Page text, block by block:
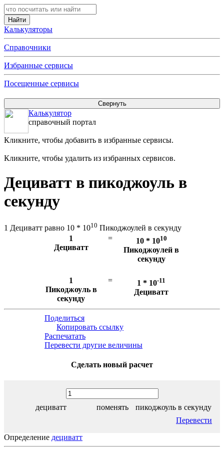
Калькуляторы
Справочники
Избранные сервисы
Посещенные сервисы
Калькулятор
справочный портал
Кликните, чтобы добавить в избранные сервисы.
Кликните, чтобы удалить из избранных сервисов.
Дециватт в пикоджоуль в
секунду
1 Дециватт равно 10 * 1010 Пикоджоулей в секунду
1
Дециватт
= 10 * 1010
Пикоджоулей в
секунду
1
Пикоджоуль в
секунду
= 1 * 10-11
Дециватт
Поделиться
Копировать ссылку
Распечатать
Перевести другие величины
Сделать новый расчет
дециватт поменять
пикоджоуль в секунду
Перевести
Определение дециватт